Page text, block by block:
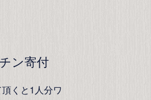
ン寄付
くと1人分ワ